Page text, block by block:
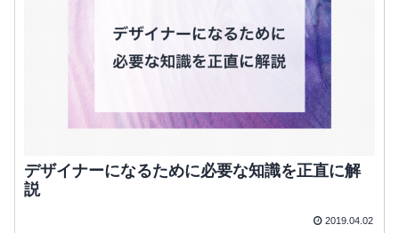
デザイナーになるために必要な知識を正直に解
説
2019.04.02